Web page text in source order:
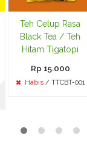
Teh Celup Rasa
Black Tea / Teh
Hitam Tigatopi
Rp 15.000
Habis/ TTCBT-001